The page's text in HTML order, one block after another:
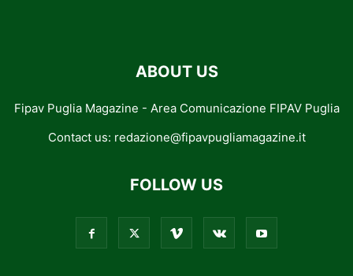
ABOUT US
Fipav Puglia Magazine - Area Comunicazione FIPAV Puglia
Contact us: redazione@fipavpugliamagazine.it
FOLLOW US